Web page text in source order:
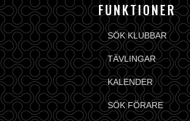
FUNKTIONER
SÖK KLUBBAR
TÄVLINGAR
KALENDER
SÖK FÖRARE